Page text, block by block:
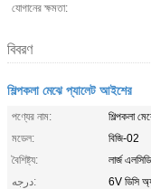
যোগানের ক্ষমতা:
বিবরণ
শিল্পকলা মেঝে প্যালেট আইশের
পণ্যের নাম:
শিল্পকলা
মডেল:
বিজি-02
বৈশিষ্ট্য:
লার্জ
درجه:
6V ডিসি